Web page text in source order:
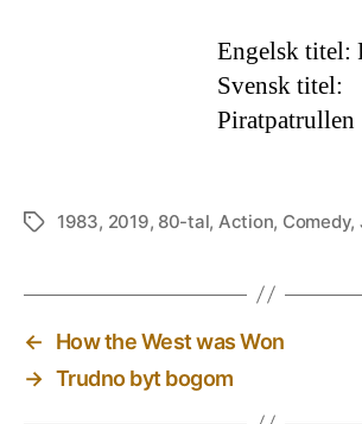
Engelsk titel:
Svensk titel:
Piratpatrullen
Etiketter
1983, 2019, 80-tal, Action, Comedy,
←
How the West was Won
→ Trudno byt bogom